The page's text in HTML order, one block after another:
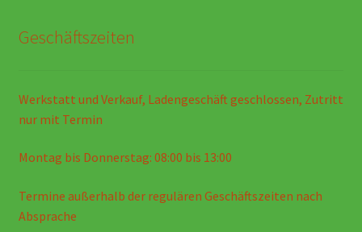
Geschäftszeiten
Werkstatt und Verkauf, Ladengeschäft geschlossen, Zutritt
nur mit Termin
Montag bis Donnerstag: 08:00 bis 13:00
Termine außerhalb der regulären Geschäftszeiten nach
Absprache